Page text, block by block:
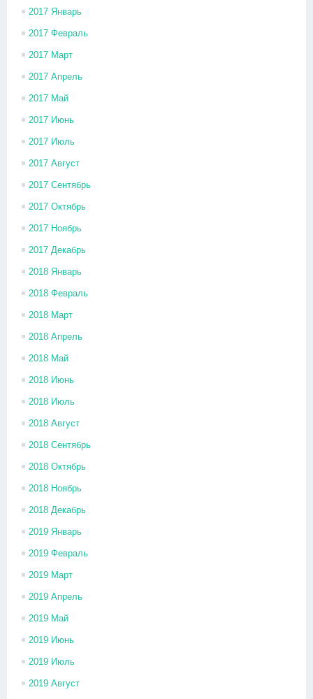
2017 Январь
2017 Февраль
2017 Март
2017 Апрель
2017 Май
2017 Июнь
2017 Июль
2017 Август
2017 Сентябрь
2017 Октябрь
2017 Ноябрь
2017 Декабрь
2018 Январь
2018 Февраль
2018 Март
2018 Апрель
2018 Май
2018 Июнь
2018 Июль
2018 Август
2018 Сентябрь
2018 Октябрь
2018 Ноябрь
2018 Декабрь
2019 Январь
2019 Февраль
2019 Март
2019 Апрель
2019 Май
2019 Июнь
2019 Июль
2019 Август